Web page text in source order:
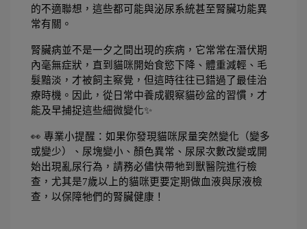
的不適聯想，這些都可能與泌尿系統甚至腎臟功能異
常有關。
腎臟病並不是一夕之間出現的疾病，它常常在潛伏期
內毫無症狀，直到貓咪開始食慾下降、體重減輕、毛
髮黯淡，才被飼主察覺，但這時往往已錯過了最佳治
療時機。因此，從日常中養成觀察貓砂盆的習慣，才
能及早捕捉這些細微變化✨
👀 專業小提醒：如果你發現貓咪尿量突然變化（變多
或變少）、尿塊變小、顏色異常、尿尿次數改變或開
始出現亂尿行為，請務必儘快帶牠到獸醫院進行檢
查，尤其是7歲以上的貓咪更要定期做血液與尿液檢
查，以保障牠們的腎臟健康！